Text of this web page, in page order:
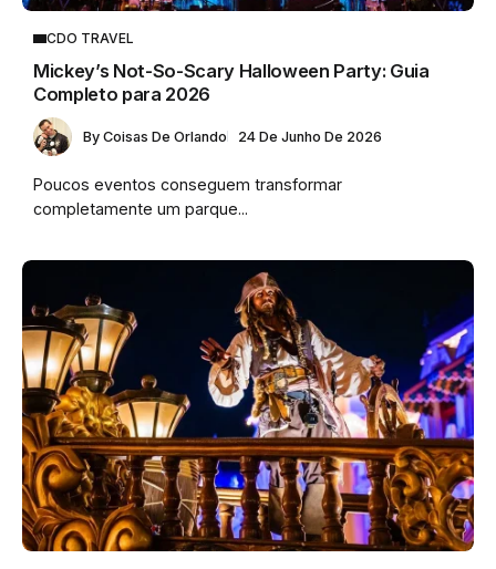
CDO TRAVEL
Mickey’s Not-So-Scary Halloween Party: Guia
Completo para 2026
By Coisas De Orlando 24 De Junho De 2026
Poucos eventos conseguem transformar
completamente um parque...